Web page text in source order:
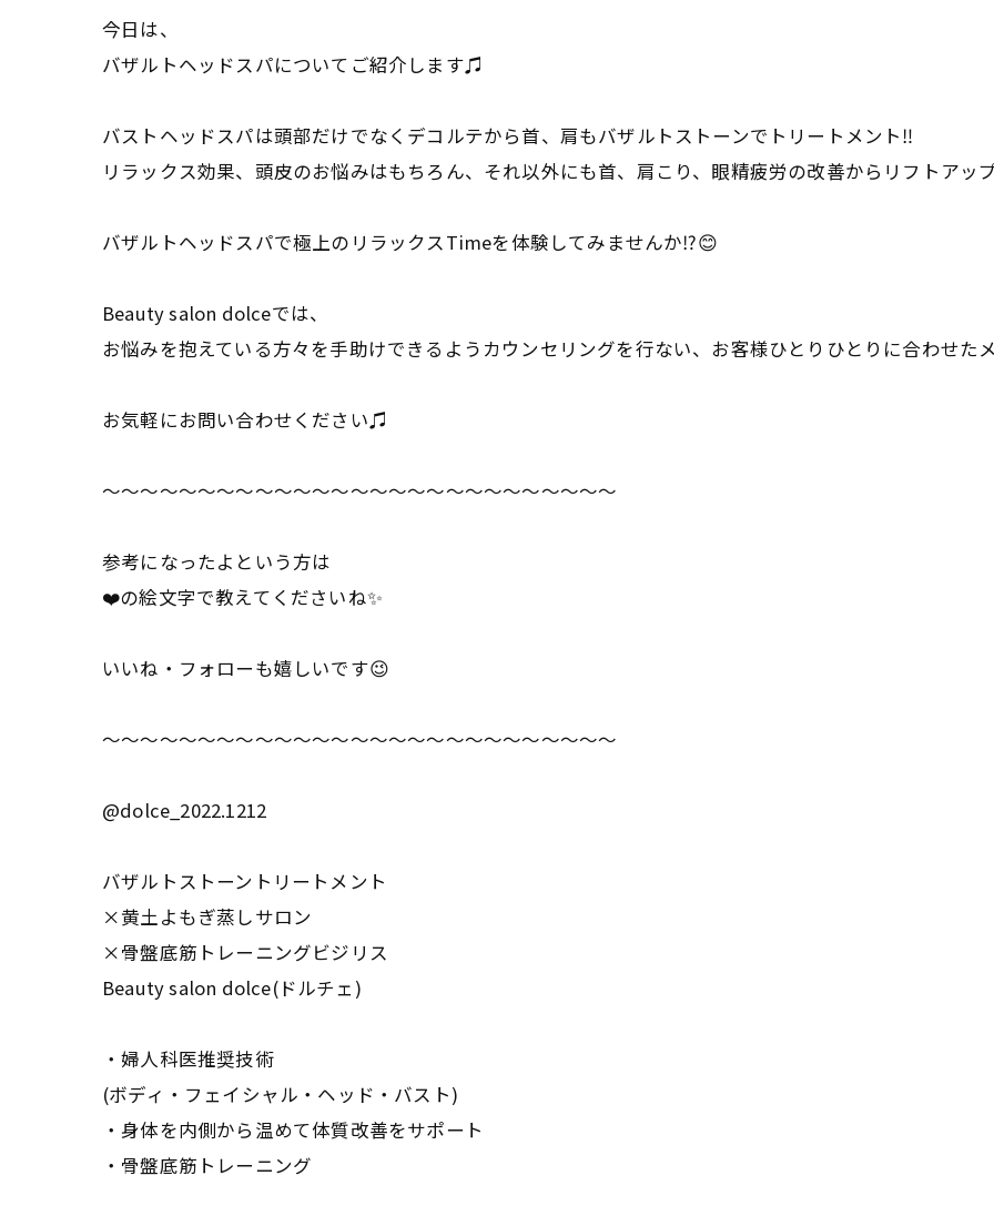
今日は、
バザルトヘッドスパについてご紹介します♫
バストヘッドスパは頭部だけでなくデコルテから首、肩もバザルトストーンでトリートメント‼︎
リラックス効果、頭皮のお悩みはもちろん、それ以外にも首、肩こり、眼精疲労の改善からリフトアッ
バザルトヘッドスパで極上のリラックスTimeを体験してみませんか⁉︎😊
Beauty salon dolceでは、
お悩みを抱えている方々を手助けできるようカウンセリングを行ない、お客様ひとりひとりに合わせた
お気軽にお問い合わせください♫
～～～～～～～～～～～～～～～～～～～～～～～～～～～
参考になったよという方は
❤️の絵文字で教えてくださいね✨
いいね・フォローも嬉しいです😉
～～～～～～～～～～～～～～～～～～～～～～～～～～～
@dolce_2022.1212
バザルトストーントリートメント
×黄土よもぎ蒸しサロン
×骨盤底筋トレーニングビジリス
Beauty salon dolce(ドルチェ)
・婦人科医推奨技術
(ボディ・フェイシャル・ヘッド・バスト)
・身体を内側から温めて体質改善をサポート
・骨盤底筋トレーニング